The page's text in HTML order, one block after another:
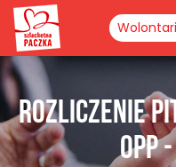
Rozliczenie
OPP